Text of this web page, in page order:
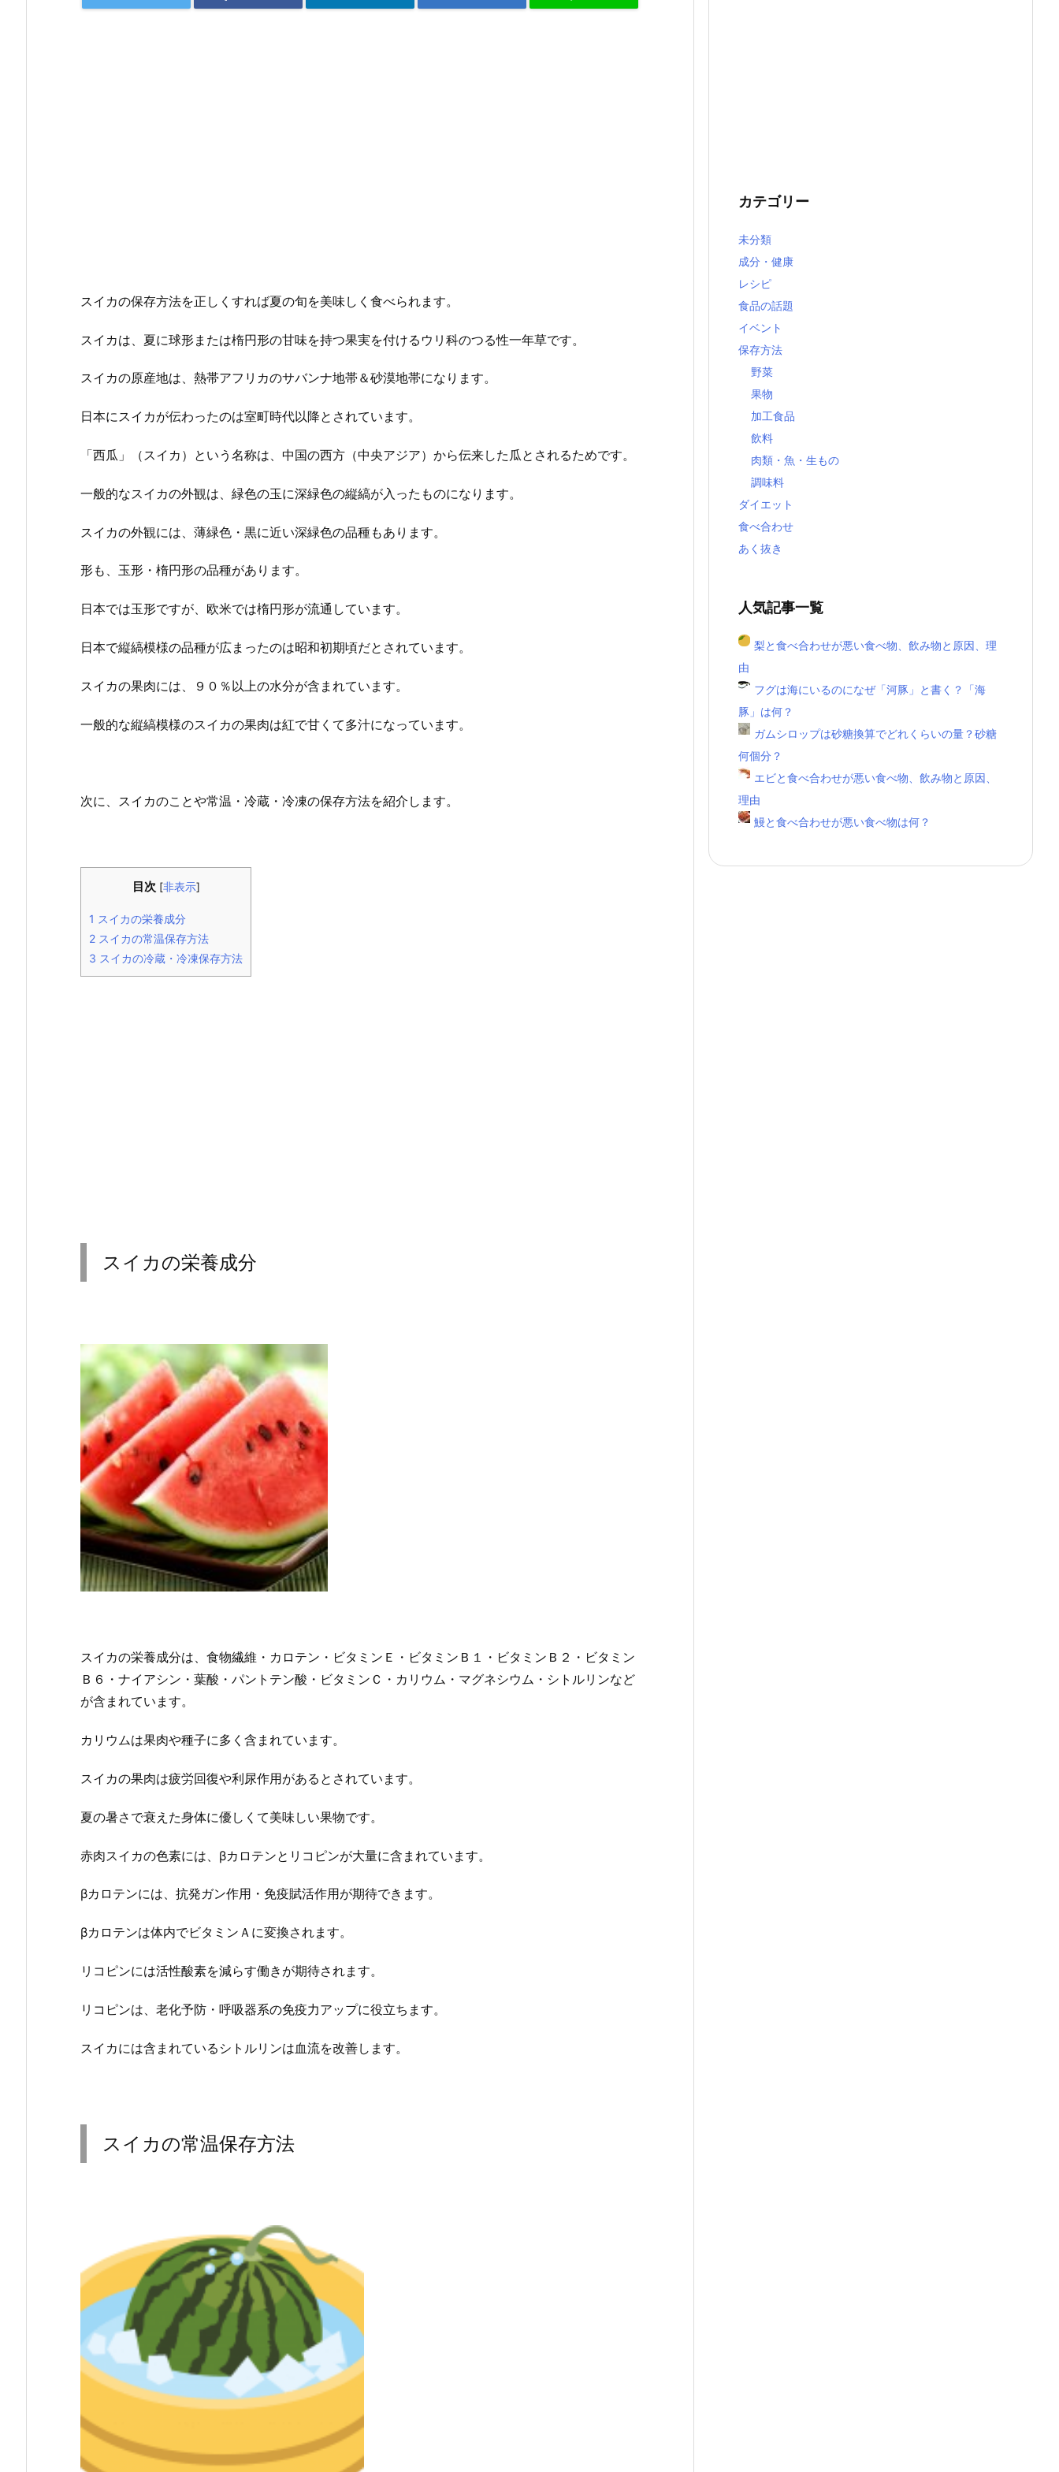
スイカの保存方法を正しくすれば夏の旬を美味しく食べられます。
スイカは、夏に球形または楕円形の甘味を持つ果実を付けるウリ科のつる性一年草です。
スイカの原産地は、熱帯アフリカのサバンナ地帯＆砂漠地帯になります。
日本にスイカが伝わったのは室町時代以降とされています。
「西瓜」（スイカ）という名称は、中国の西方（中央アジア）から伝来した瓜とされるためです。
一般的なスイカの外観は、緑色の玉に深緑色の縦縞が入ったものになります。
スイカの外観には、薄緑色・黒に近い深緑色の品種もあります。
形も、玉形・楕円形の品種があります。
日本では玉形ですが、欧米では楕円形が流通しています。
日本で縦縞模様の品種が広まったのは昭和初期頃だとされています。
スイカの果肉には、９０％以上の水分が含まれています。
一般的な縦縞模様のスイカの果肉は紅で甘くて多汁になっています。
次に、スイカのことや常温・冷蔵・冷凍の保存方法を紹介します。
目次 [非表示]
1 スイカの栄養成分
2 スイカの常温保存方法
3 スイカの冷蔵・冷凍保存方法
スイカの栄養成分
スイカの栄養成分は、食物繊維・カロテン・ビタミンＥ・ビタミンＢ１・ビタミンＢ２・ビタミン
Ｂ６・ナイアシン・葉酸・パントテン酸・ビタミンＣ・カリウム・マグネシウム・シトルリンなど
が含まれています。
カリウムは果肉や種子に多く含まれています。
スイカの果肉は疲労回復や利尿作用があるとされています。
夏の暑さで衰えた身体に優しくて美味しい果物です。
赤肉スイカの色素には、βカロテンとリコピンが大量に含まれています。
βカロテンには、抗発ガン作用・免疫賦活作用が期待できます。
βカロテンは体内でビタミンＡに変換されます。
リコピンには活性酸素を減らす働きが期待されます。
リコピンは、老化予防・呼吸器系の免疫力アップに役立ちます。
スイカには含まれているシトルリンは血流を改善します。
スイカの常温保存方法
カテゴリー
未分類
成分・健康
レシピ
食品の話題
イベント
保存方法
野菜
果物
加工食品
飲料
肉類・魚・生もの
調味料
ダイエット
食べ合わせ
あく抜き
人気記事一覧
梨と食べ合わせが悪い食べ物、飲み物と原因、理
由
フグは海にいるのになぜ「河豚」と書く？「海
豚」は何？
ガムシロップは砂糖換算でどれくらいの量？砂糖
何個分？
エビと食べ合わせが悪い食べ物、飲み物と原因、
理由
鰻と食べ合わせが悪い食べ物は何？